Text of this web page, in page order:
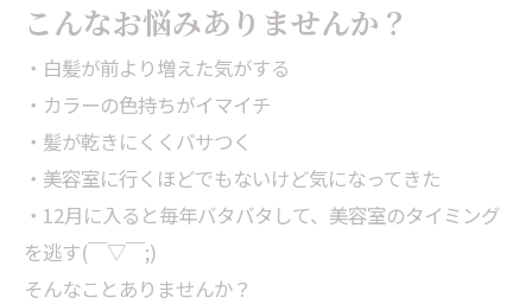
こんなお悩みありませんか？
・白髪が前より増えた気がする
・カラーの色持ちがイマイチ
・髪が乾きにくくパサつく
・美容室に行くほどでもないけど気になってきた
・12月に入ると毎年バタバタして、美容室のタイミング
を逃す(￣▽￣;)
そんなことありませんか？